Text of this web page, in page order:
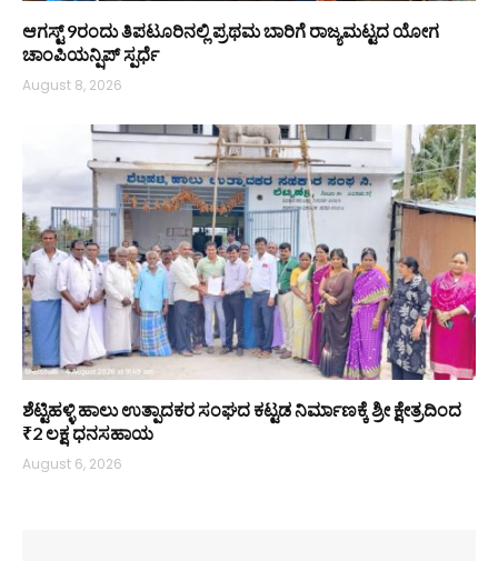
ಆಗಸ್ಟ್ 9ರಂದು ತಿಪಟೂರಿನಲ್ಲಿ ಪ್ರಥಮ ಬಾರಿಗೆ ರಾಜ್ಯಮಟ್ಟದ ಯೋಗ
ಚಾಂಪಿಯನ್ಷಿಪ್ ಸ್ಪರ್ಧೆ
August 8, 2026
ಶೆಟ್ಟಿಹಳ್ಳಿ ಹಾಲು ಉತ್ಪಾದಕರ ಸಂಘದ ಕಟ್ಟಡ ನಿರ್ಮಾಣಕ್ಕೆ ಶ್ರೀ ಕ್ಷೇತ್ರದಿಂದ
₹2 ಲಕ್ಷ ಧನಸಹಾಯ
August 6, 2026